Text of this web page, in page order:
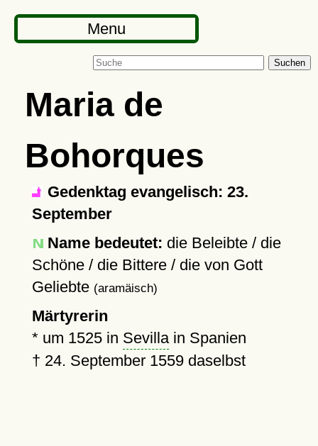
Menu
Suchen
Maria de
Bohorques
Gedenktag evangelisch: 23.
September
Name bedeutet: die Beleibte / die
Schöne / die Bittere / die von Gott
Geliebte (aramäisch)
Märtyrerin
* um 1525in Sevillain Spanien
† 24. September 1559daselbst